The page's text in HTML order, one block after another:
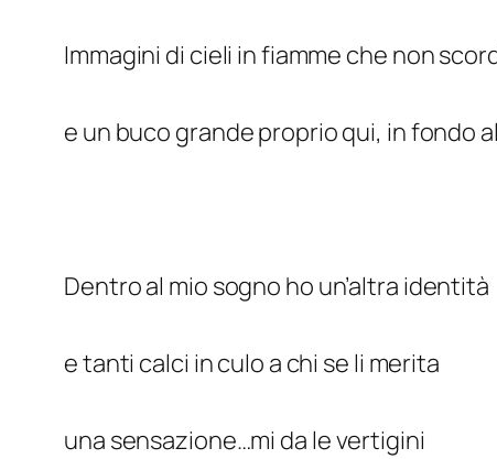
Immagini di cieli in fiamme che non
e un buco grande proprio qui, in fondo
Dentro al mio sogno ho un’altra identità
e tanti calci in culo a chi se li merita
una sensazione…mi da le vertigini